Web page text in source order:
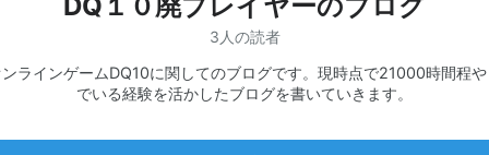
3人の読者
ラインゲームDQ10に関してのブログです。現時点で21000時間程
でいる経験を活かしたブログを書いていきます。